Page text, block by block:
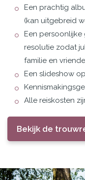
Een prachtig
(kan uitgebreid
Een
resolutie zodat
familie en
Een slideshow
Alle reiskosten
Bekijk de